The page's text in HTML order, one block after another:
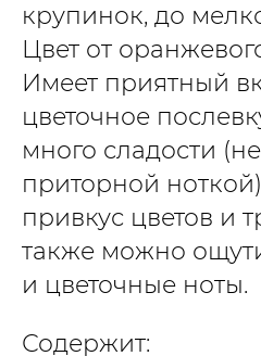
крупинок, до
Цвет от
Имеет приятный
цветочное
много сладости
приторной
привкус цветов и
также можно
и цветочные ноты.
Содержит: